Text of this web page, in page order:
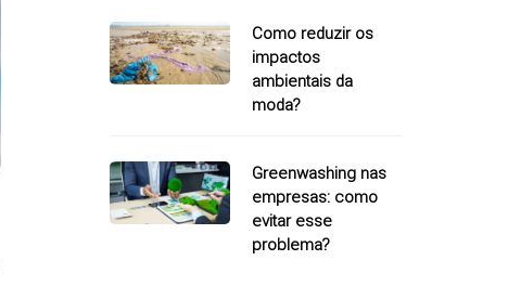
Como reduzir os
impactos
ambientais da
moda?
Greenwashing nas
empresas: como
evitar esse
problema?